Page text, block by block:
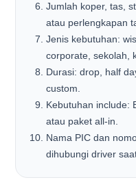
Jumlah koper, tas,
atau perlengkapan
Jenis kebutuhan:
corporate, sekolah,
Durasi: drop, half
custom.
Kebutuhan include:
atau paket all-in.
Nama PIC dan
dihubungi driver